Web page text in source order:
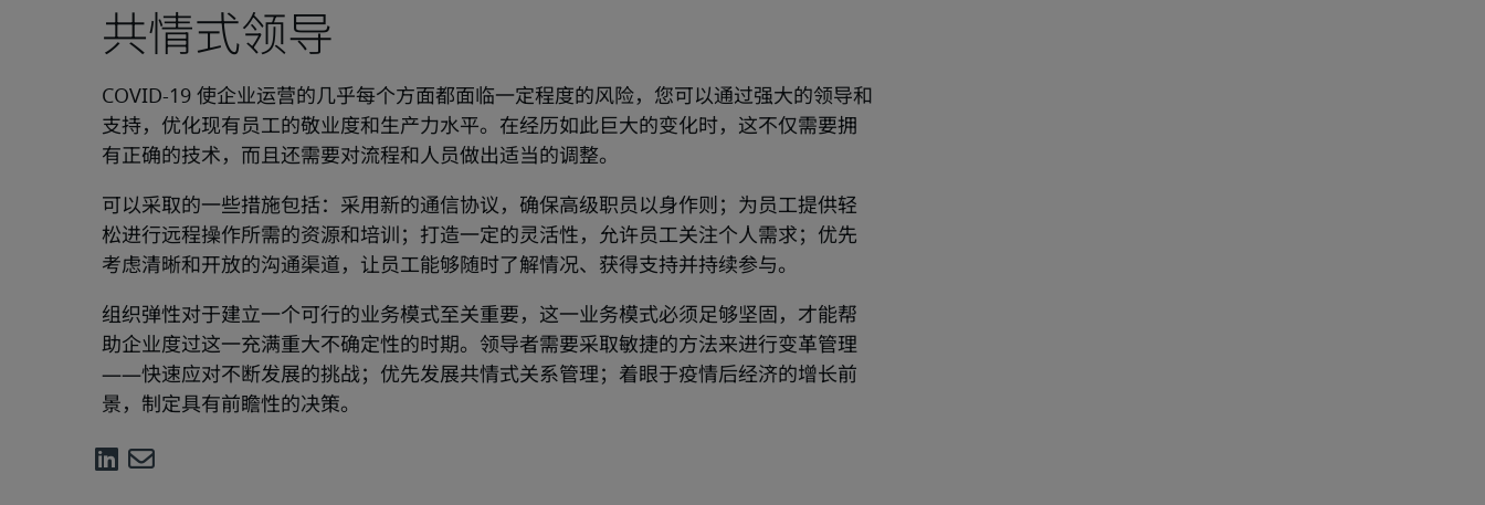
共情式领导
COVID-19 使企业运营的几乎每个方面都面临一定程度的风险，您可以通过强大的领导和
支持，优化现有员工的敬业度和生产力水平。在经历如此巨大的变化时，这不仅需要拥
有正确的技术，而且还需要对流程和人员做出适当的调整。
可以采取的一些措施包括：采用新的通信协议，确保高级职员以身作则；为员工提供轻
松进行远程操作所需的资源和培训；打造一定的灵活性，允许员工关注个人需求；优先
考虑清晰和开放的沟通渠道，让员工能够随时了解情况、获得支持并持续参与。
组织弹性对于建立一个可行的业务模式至关重要，这一业务模式必须足够坚固，才能帮
助企业度过这一充满重大不确定性的时期。领导者需要采取敏捷的方法来进行变革管理
——快速应对不断发展的挑战；优先发展共情式关系管理；着眼于疫情后经济的增长前
景，制定具有前瞻性的决策。